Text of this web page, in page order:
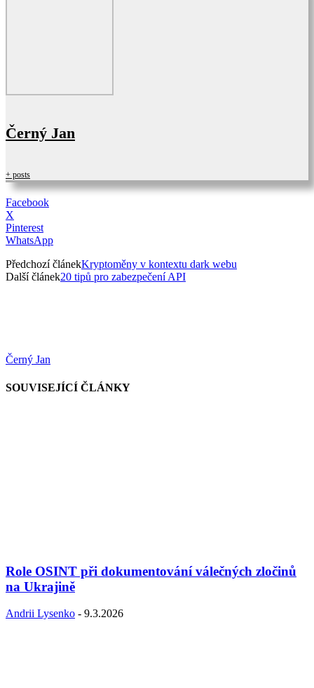
Černý Jan
+ posts
Facebook
X
Pinterest
WhatsApp
Předchozí článekKryptoměny v kontextu dark webu
Další článek20 tipů pro zabezpečení API
Černý Jan
SOUVISEJÍCÍ ČLÁNKY
Role OSINT při dokumentování válečných zločinů
na Ukrajině
Andrii Lysenko - 9.3.2026